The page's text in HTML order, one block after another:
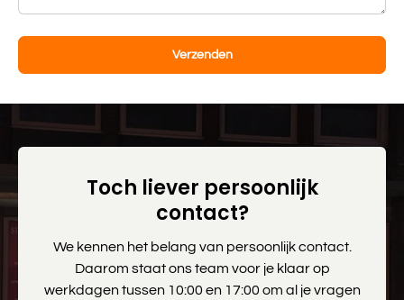
Verzenden
Toch liever persoonlijk
contact?
We kennen het belang van persoonlijk contact.
Daarom staat ons team voor je klaar op
werkdagen tussen 10:00 en 17:00 om al je vragen